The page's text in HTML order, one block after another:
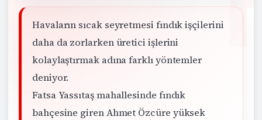
Havaların sıcak seyretmesi fındık işçilerini
daha da zorlarken üretici işlerini
kolaylaştırmak adına farklı yöntemler
deniyor.
Fatsa Yassıtaş mahallesinde fındık
bahçesine giren Ahmet Özcüre yüksek